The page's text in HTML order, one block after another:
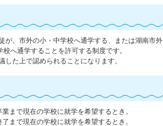
が、市外の小・中学校へ通学する、または湖南市
へ通学することを許可する制度です。
た上で認められることになります。
まで現在の学校に就学を希望するとき。
まで現在の学校に就学を希望するとき。